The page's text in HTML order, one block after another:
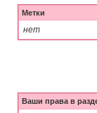
Метки
нет
Ваши права в